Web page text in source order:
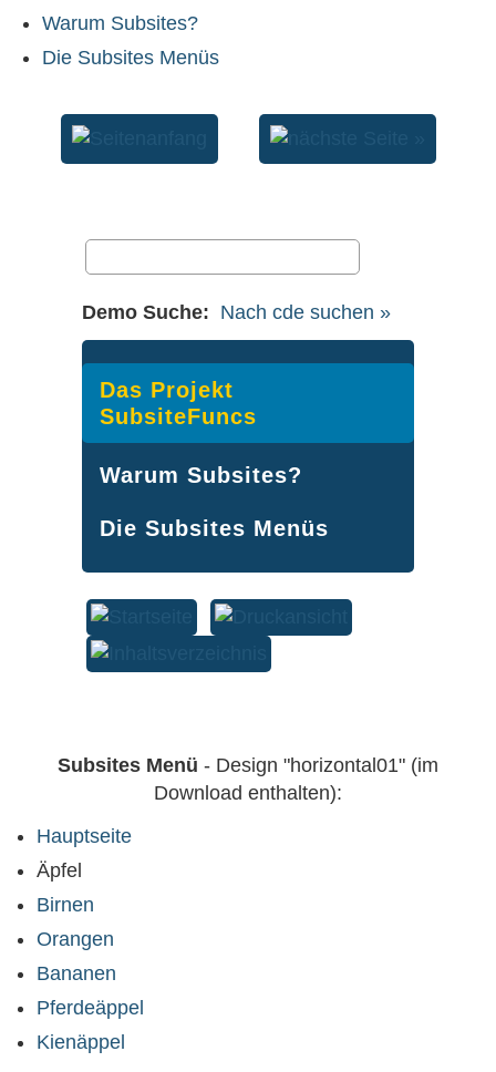
Warum Subsites?
Die Subsites Menüs
Demo Suche: Nach cde suchen »
Das Projekt
SubsiteFuncs
Warum Subsites?
Die Subsites Menüs
Subsites Menü - Design "horizontal01" (im
Download enthalten):
Hauptseite
Äpfel
Birnen
Orangen
Bananen
Pferdeäppel
Kienäppel